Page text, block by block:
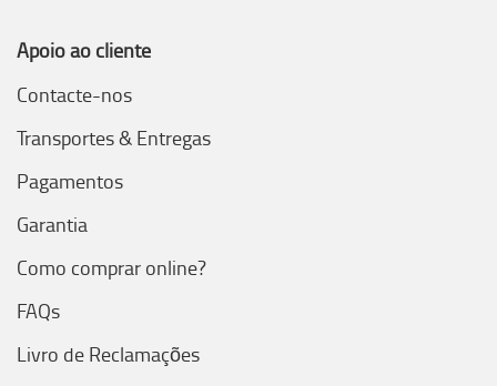
Apoio ao cliente
Contacte-nos
Transportes & Entregas
Pagamentos
Garantia
Como comprar online?
FAQs
Livro de Reclamações